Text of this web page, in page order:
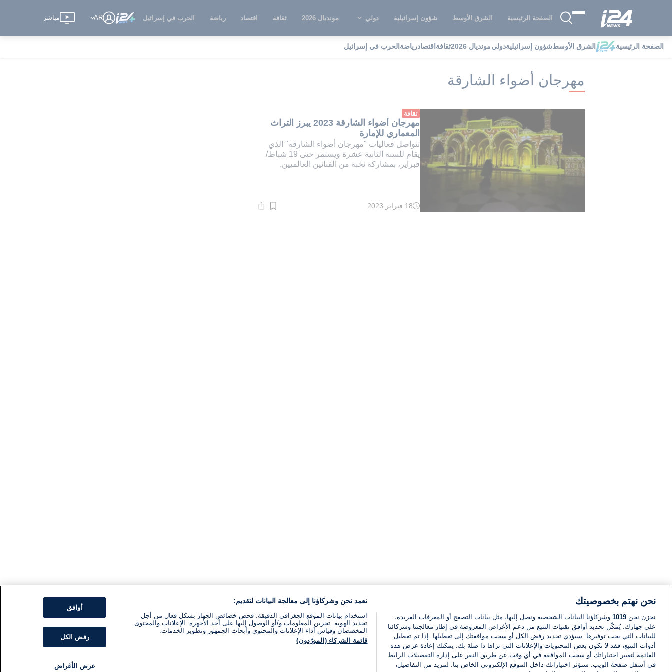
الصفحة الرئيسية الشرق الأوسط شؤون إسرائيلية دولي مونديال 2026 ثقافة اقتصاد رياضة الحرب في إسرائيل AR مباشر
الصفحة الرئيسية الشرق الأوسطشؤون إسرائيليةدوليمونديال 2026 ثقافة اقتصادرياضة الحرب في إسرائيل i24NEWS i24NEWS فهرس علامات مهرجان أضواء الشارقة
مهرجان أضواء الشارقة
ثقافة
مهرجان أضواء الشارقة 2023 يبرز التراث
المعماري للإمارة
تتواصل فعاليات "مهرجان أضواء الشارقة" الذي
يقام للسنة الثانية عشرة ويستمر حتى 19 شباط/
فبراير، بمشاركة نخبة من الفنانين العالميين.
وقت
18 فبراير 2023
نحن نهتم بخصوصيتك
نخزن نحن 1019 وشركاؤنا البيانات الشخصية ونصل إليها، مثل بيانات التصفح أو المعرفات الفريدة،
على جهازك. يُمكّن تحديد أوافق تقنيات التتبع من دعم الأغراض المعروضة في إطار معالجتنا وشركائنا
للبيانات التي يجب توفيرها. سيؤدي تحديد رفض الكل أو سحب موافقتك إلى تعطيلها. إذا تم تعطيل
أدوات التتبع، فقد لا تكون بعض المحتويات والإعلانات التي تراها ذا صلة بك. يمكنك إعادة عرض هذه
القائمة لتغيير اختياراتك أو سحب الموافقة في أي وقت عن طريق النقر على إدارة التفضيلات الرابط
في أسفل صفحة الويب. ستؤثر اختياراتك داخل الموقع الإلكتروني الخاص بنا. لمزيد من التفاصيل،
نعمد نحن وشركاؤنا إلى معالجة البيانات لتقديم:
استخدام بيانات الموقع الجغرافي الدقيقة. فحص خصائص الجهاز بشكل فعال من أجل
تحديد الهوية. تخزين المعلومات و/أو الوصول إليها على أحد الأجهزة. الإعلانات والمحتوى
المخصصان وقياس أداء الإعلانات والمحتوى وأبحاث الجمهور وتطوير الخدمات.
قائمة الشركاء (المورّدون)
أوافق
رفض الكل
عرض الأغراض